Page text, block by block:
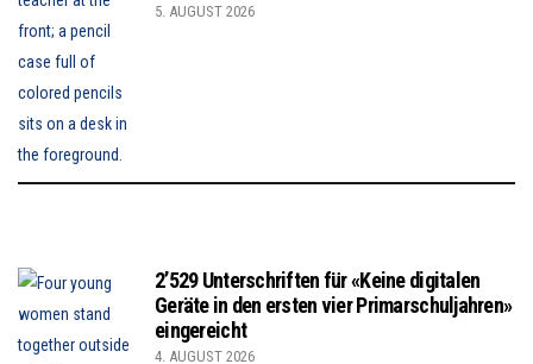
5. AUGUST 2026
2’529 Unterschriften für «Keine digitalen
Geräte in den ersten vier Primarschuljahren»
eingereicht
4. AUGUST 2026